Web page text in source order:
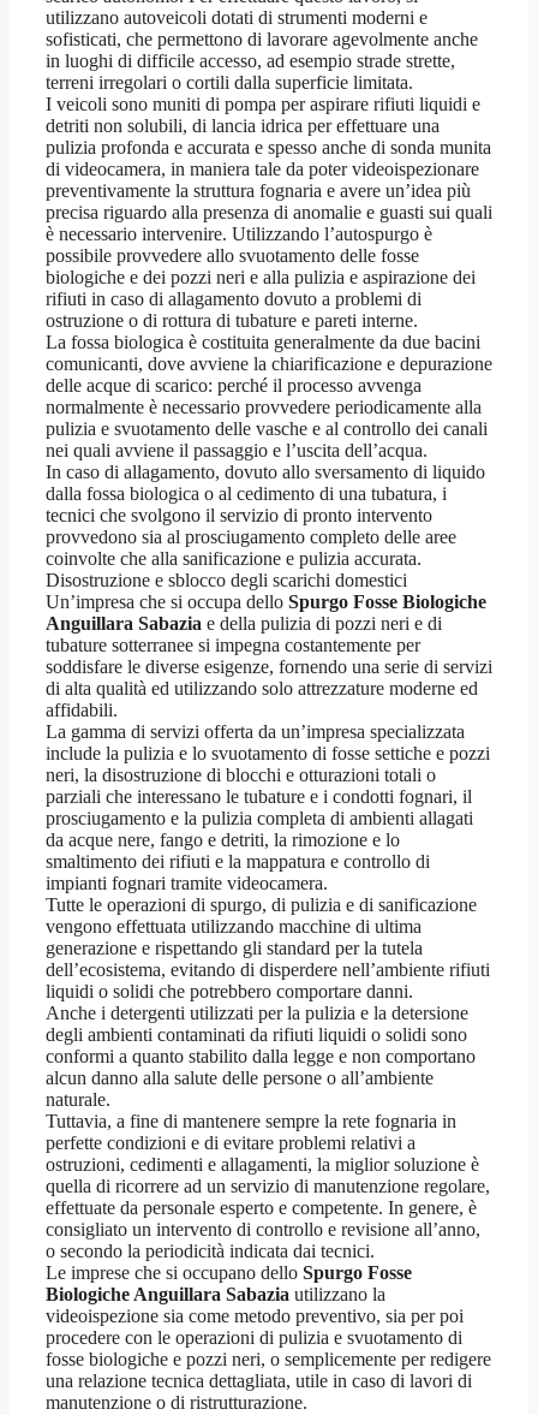
utilizzano autoveicoli dotati di strumenti moderni e
sofisticati, che permettono di lavorare agevolmente anche
in luoghi di difficile accesso, ad esempio strade strette,
terreni irregolari o cortili dalla superficie limitata.
I veicoli sono muniti di pompa per aspirare rifiuti liquidi e
detriti non solubili, di lancia idrica per effettuare una
pulizia profonda e accurata e spesso anche di sonda munita
di videocamera, in maniera tale da poter videoispezionare
preventivamente la struttura fognaria e avere un’idea più
precisa riguardo alla presenza di anomalie e guasti sui quali
è necessario intervenire. Utilizzando l’autospurgo è
possibile provvedere allo svuotamento delle fosse
biologiche e dei pozzi neri e alla pulizia e aspirazione dei
rifiuti in caso di allagamento dovuto a problemi di
ostruzione o di rottura di tubature e pareti interne.
La fossa biologica è costituita generalmente da due bacini
comunicanti, dove avviene la chiarificazione e depurazione
delle acque di scarico: perché il processo avvenga
normalmente è necessario provvedere periodicamente alla
pulizia e svuotamento delle vasche e al controllo dei canali
nei quali avviene il passaggio e l’uscita dell’acqua.
In caso di allagamento, dovuto allo sversamento di liquido
dalla fossa biologica o al cedimento di una tubatura, i
tecnici che svolgono il servizio di pronto intervento
provvedono sia al prosciugamento completo delle aree
coinvolte che alla sanificazione e pulizia accurata.
Disostruzione e sblocco degli scarichi domestici
Un’impresa che si occupa dello Spurgo Fosse Biologiche
Anguillara Sabazia e della pulizia di pozzi neri e di
tubature sotterranee si impegna costantemente per
soddisfare le diverse esigenze, fornendo una serie di servizi
di alta qualità ed utilizzando solo attrezzature moderne ed
affidabili.
La gamma di servizi offerta da un’impresa specializzata
include la pulizia e lo svuotamento di fosse settiche e pozzi
neri, la disostruzione di blocchi e otturazioni totali o
parziali che interessano le tubature e i condotti fognari, il
prosciugamento e la pulizia completa di ambienti allagati
da acque nere, fango e detriti, la rimozione e lo
smaltimento dei rifiuti e la mappatura e controllo di
impianti fognari tramite videocamera.
Tutte le operazioni di spurgo, di pulizia e di sanificazione
vengono effettuata utilizzando macchine di ultima
generazione e rispettando gli standard per la tutela
dell’ecosistema, evitando di disperdere nell’ambiente rifiuti
liquidi o solidi che potrebbero comportare danni.
Anche i detergenti utilizzati per la pulizia e la detersione
degli ambienti contaminati da rifiuti liquidi o solidi sono
conformi a quanto stabilito dalla legge e non comportano
alcun danno alla salute delle persone o all’ambiente
naturale.
Tuttavia, a fine di mantenere sempre la rete fognaria in
perfette condizioni e di evitare problemi relativi a
ostruzioni, cedimenti e allagamenti, la miglior soluzione è
quella di ricorrere ad un servizio di manutenzione regolare,
effettuate da personale esperto e competente. In genere, è
consigliato un intervento di controllo e revisione all’anno,
o secondo la periodicità indicata dai tecnici.
Le imprese che si occupano dello Spurgo Fosse
Biologiche Anguillara Sabazia utilizzano la
videoispezione sia come metodo preventivo, sia per poi
procedere con le operazioni di pulizia e svuotamento di
fosse biologiche e pozzi neri, o semplicemente per redigere
una relazione tecnica dettagliata, utile in caso di lavori di
manutenzione o di ristrutturazione.